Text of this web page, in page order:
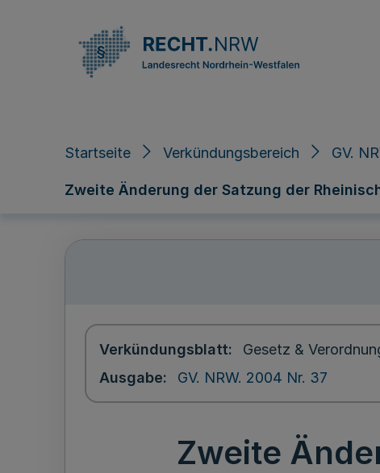
Startseite Verkündungsbereich GV.
Zweite Änderung der Satzung der
Verkündungsblatt
Gesetz &
Ausgabe
GV. NRW. 2004 Nr. 37
Zweite